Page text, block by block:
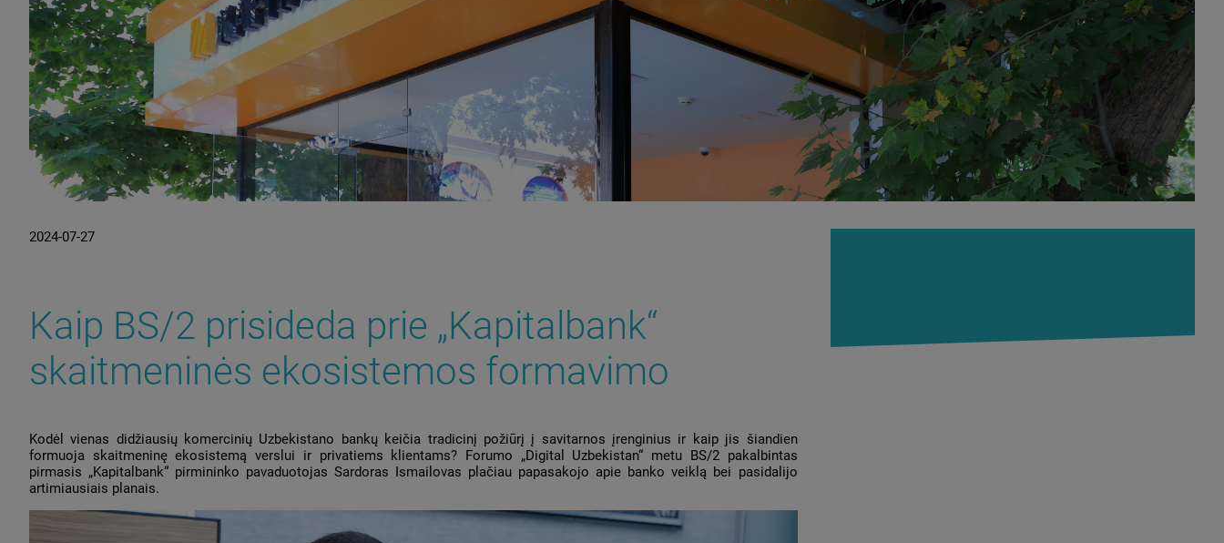
2024-07-27
Kaip BS/2 prisideda prie „Kapitalbank“
skaitmeninės ekosistemos formavimo
Kodėl vienas didžiausių komercinių Uzbekistano bankų keičia tradicinį požiūrį į savitarnos įrenginius ir kaip jis šiandien
formuoja skaitmeninę ekosistemą verslui ir privatiems klientams? Forumo „Digital Uzbekistan“ metu BS/2 pakalbintas
pirmasis „Kapitalbank“ pirmininko pavaduotojas Sardoras Ismailovas plačiau papasakojo apie banko veiklą bei pasidalijo
artimiausiais planais.